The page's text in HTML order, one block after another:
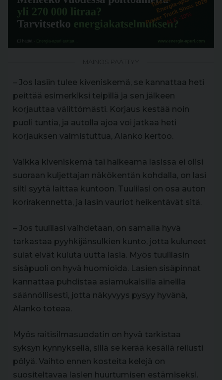
– Jos lasiin tulee kiveniskemä, se kannattaa heti
peittää esimerkiksi teipillä ja sen jälkeen
korjauttaa välittömästi. Korjaus kestää noin
puoli tuntia, ja autolla ajoa voi jatkaa heti
korjauksen valmistuttua, Alanko kertoo.
Vaikka kiveniskemä tai halkeama lasissa ei olisi
suoraan kuljettajan näkökentän kohdalla, on lasi
silti syytä laittaa kuntoon. Tuulilasi on osa auton
korirakennetta, ja lasin vauriot heikentävät sitä.
– Jos tuulilasi vaihdetaan, on samalla hyvä
tarkastaa pyyhkijänsulkien kunto, jotta kuluneet
sulat eivät kuluta uutta lasia. Myös tuulilasin
sisäpuoli on hyvä huomioida. Lasien sisäpinnat
kannattaa puhdistaa asiamukaisilla aineilla
säännöllisesti, jotta näkyvyys pysyy hyvänä,
Alanko toteaa.
Myös raitisilmasuodatin on hyvä tarkistaa
syksyn kynnyksellä, sillä se kerää kesällä reilusti
pölyä. Vaihto ennen kosteita kelejä on
suositeltavaa lasien huurtumisen estämiseksi.